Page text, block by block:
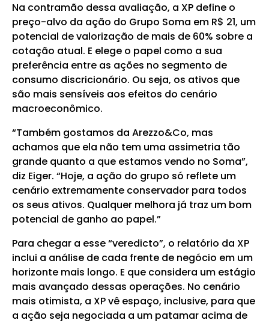
Na contramão dessa avaliação, a XP define o
preço-alvo da ação do Grupo Soma em R$ 21, um
potencial de valorização de mais de 60% sobre a
cotação atual. E elege o papel como a sua
preferência entre as ações no segmento de
consumo discricionário. Ou seja, os ativos que
são mais sensíveis aos efeitos do cenário
macroeconômico.
“Também gostamos da Arezzo&Co, mas
achamos que ela não tem uma assimetria tão
grande quanto a que estamos vendo no Soma”,
diz Eiger. “Hoje, a ação do grupo só reflete um
cenário extremamente conservador para todos
os seus ativos. Qualquer melhora já traz um bom
potencial de ganho ao papel.”
Para chegar a esse “veredicto”, o relatório da XP
inclui a análise de cada frente de negócio em um
horizonte mais longo. E que considera um estágio
mais avançado dessas operações. No cenário
mais otimista, a XP vê espaço, inclusive, para que
a ação seja negociada a um patamar acima de